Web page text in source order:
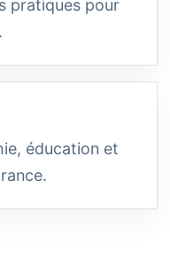
pratiques pour
éducation et